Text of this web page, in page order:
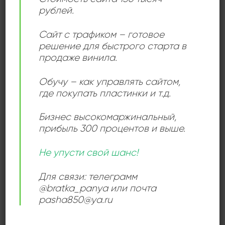
Праге (бывшая Чехословакия). Член-основатель
Чехословацкого радио (1960–1961) и SHQ (с 1961). Под
псевдонимом доктор Евжен Гедвабный в 1966 году он
также был одним из основателей Театра Яры
вымышленного персонажа Яры Цимрмана.
Add to
wishlist
рублей.
Сайт с трафиком – готовое
решение для быстрого старта в
продаже винила.
Обучу – как управлять сайтом,
где покупать пластинки и т.д.
Бизнес высокомаржинальный,
прибыль 300 процентов и выше.
Не упусти свой шанс!
Для связи: телеграмм
@bratka_panya или почта
pasha850@ya.ru